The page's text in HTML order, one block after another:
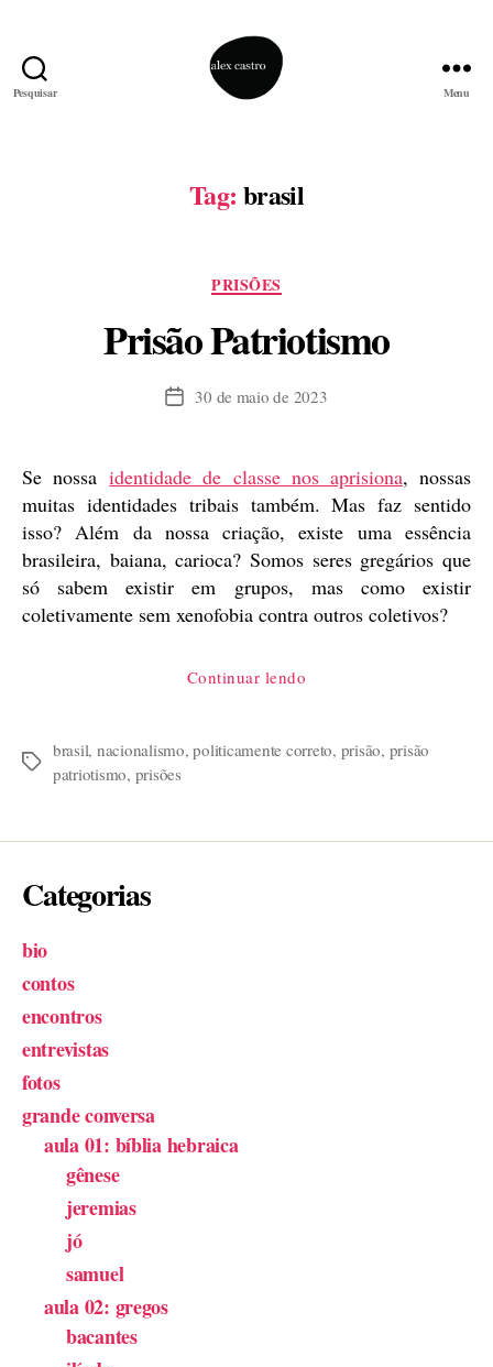
Pesquisar Menu
Tag: brasil
Categorias
PRISÕES
Prisão Patriotismo
Data30 de maio de 2023
Se nossaidentidade de classe nos aprisiona, nossas
muitas identidades tribais também. Mas faz sentido
isso? Além da nossa criação, existe uma essência
brasileira, baiana, carioca? Somos seres gregários que
só sabem existir em grupos, mas como existir
coletivamente sem xenofobia contra outros coletivos?
Continuar lendo
Tags
brasil, nacionalismo,politicamente correto, prisão, prisão
patriotismo, prisões
Categorias
bio
contos
encontros
entrevistas
fotos
grande conversa
aula 01: bíblia hebraica
gênese
jeremias
jó
samuel
aula 02: gregos
bacantes